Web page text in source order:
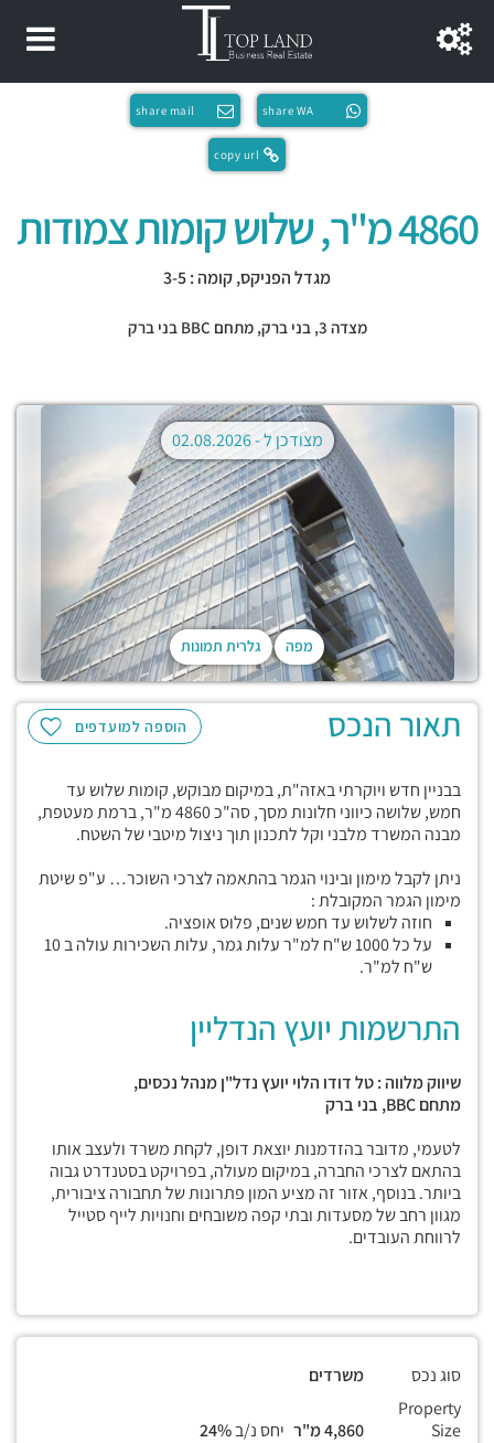
share WA
share mail
copy url
4860 מ"ר, שלוש קומות צמודות
מגדל הפניקס, קומה : 3-5
מצדה 3, בני ברק,מתחם BBC בני ברק
מפה גלרית תמונות
מצודכן ל -02.08.2026
הוספה למועדפים תאור הנכס
בבניין חדש ויוקרתי באזה"ת, במיקום מבוקש, קומות שלוש עד
חמש, שלושה כיווני חלונות מסך, סה"כ 4860 מ"ר, ברמת מעטפת,
מבנה המשרד מלבני וקל לתכנון תוך ניצול מיטבי של השטח.
ניתן לקבל מימון ובינוי הגמר בהתאמה לצרכי השוכר… ע"פ שיטת
מימון הגמר המקובלת :
חוזה לשלוש עד חמש שנים, פלוס אופציה.
על כל 1000 ש"ח למ"ר עלות גמר, עלות השכירות עולה ב 10
ש"ח למ"ר.
התרשמות יועץ הנדליין
שיווק מלווה : טל דודו הלוי יועץ נדל"ן מנהל נכסים,
מתחם
בני ברק
לטעמי, מדובר בהזדמנות יוצאת דופן, לקחת משרד ולעצב אותו
בהתאם לצרכי החברה, במיקום מעולה, בפרויקט בסטנדרט גבוה
ביותר. בנוסף, אזור זה מציע המון פתרונות של תחבורה ציבורית,
מגוון רחב של מסעדות ובתי קפה משובחים וחנויות לייף סטייל
לרווחת העובדים.
סוג נכס
משרדים
Property
Size
יחס נ/ב